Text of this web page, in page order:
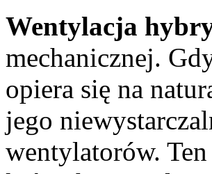
Wentylacja
mechanicznej.
opiera się na
jego
wentylatorów.